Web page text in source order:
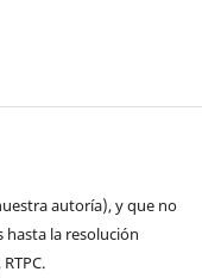
autoría), y que no
hasta la resolución